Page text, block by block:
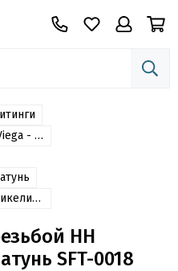
Резьбовые фитинги Tiemme - Viega - Oventrop - Itap -Stout - Far - Valtec - Sanha - Effebi
Тройники Stout c резьбой НН никелированные латунь SFT-0018
НН
SFT-0018